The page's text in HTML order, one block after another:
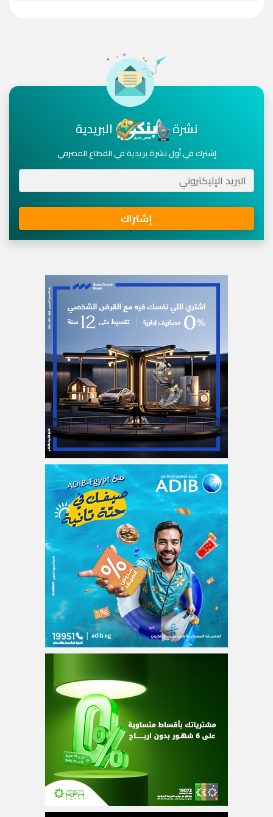
نشرة البريدية
إشترك في أول نشرة بريدية في القطاع المصرفي